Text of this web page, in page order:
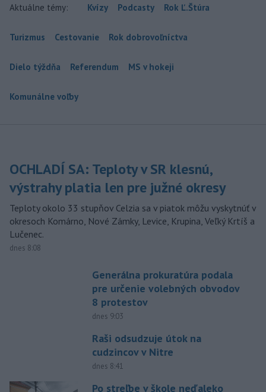
Aktuálne témy: Kvízy Podcasty Rok Ľ.Štúra
Turizmus Cestovanie Rok dobrovoľníctva
Dielo týždňa Referendum MS v hokeji
Komunálne voľby
OCHLADÍ SA: Teploty v SR klesnú,
výstrahy platia len pre južné okresy
Teploty okolo 33 stupňov Celzia sa v piatok môžu vyskytnúť v
okresoch Komárno, Nové Zámky, Levice, Krupina, Veľký Krtíš a
Lučenec.
dnes 8:08
Generálna prokuratúra podala
pre určenie volebných obvodov
8 protestov
dnes 9:03
Raši odsudzuje útok na
cudzincov v Nitre
dnes 8:41
Po streľbe v škole neďaleko